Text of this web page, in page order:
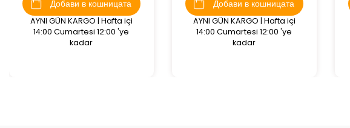
Добави в кошницата
AYNI GÜN KARGO | Hafta içi
14:00 Cumartesi 12:00 'ye
kadar
Добави в кошницата
AYNI GÜN KARGO | Hafta içi
14:00 Cumartesi 12:00 'ye
kadar